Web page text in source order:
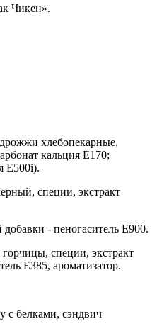
Чикен».
хлебопекарные,
кальция E170;
Е500i).
специи, экстракт
- пеногаситель Е900.
специи, экстракт
Е385, ароматизатор.
с белками, сэндвич